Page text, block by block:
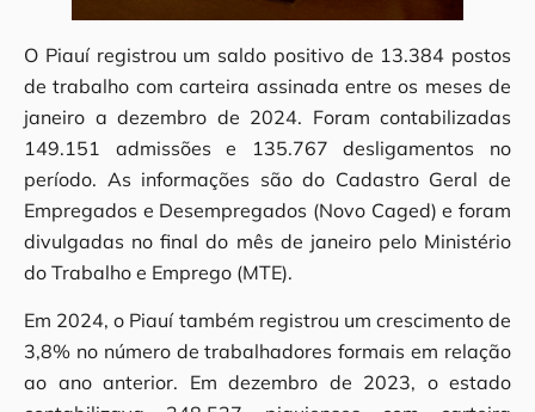
O Piauí registrou um saldo positivo de 13.384 postos
de trabalho com carteira assinada entre os meses de
janeiro a dezembro de 2024. Foram contabilizadas
149.151 admissões e 135.767 desligamentos no
período. As informações são do Cadastro Geral de
Empregados e Desempregados (Novo Caged) e foram
divulgadas no final do mês de janeiro pelo Ministério
do Trabalho e Emprego (MTE).
Em 2024, o Piauí também registrou um crescimento de
3,8% no número de trabalhadores formais em relação
ao ano anterior. Em dezembro de 2023, o estado